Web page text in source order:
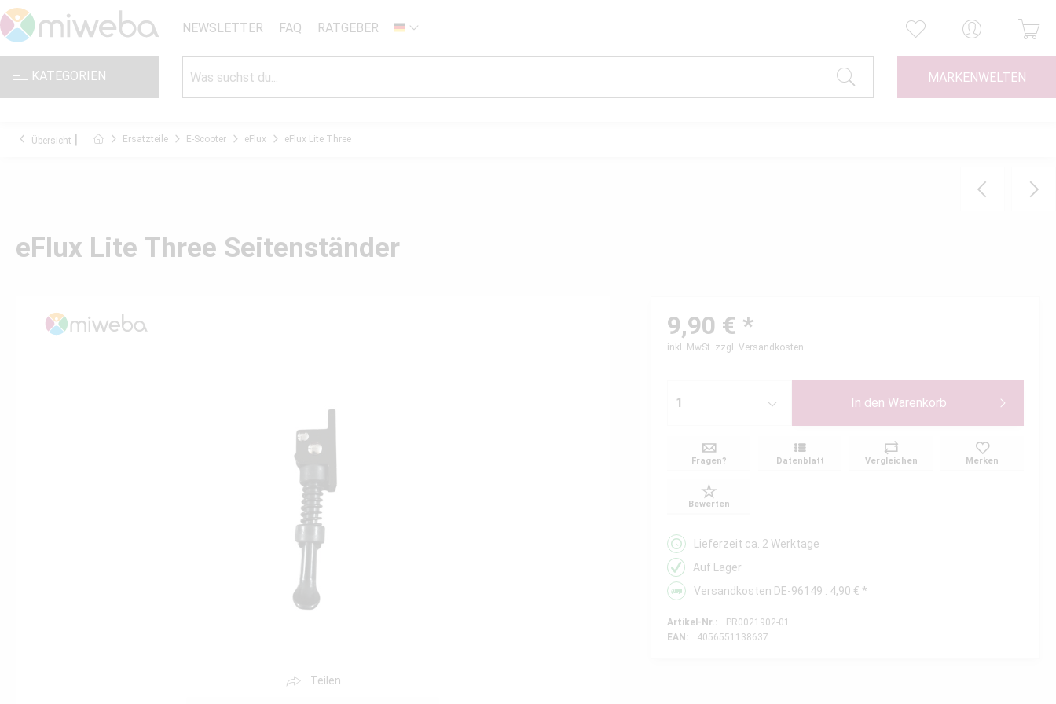
NEWSLETTER FAQ RATGEBER DE
KATEGORIEN MARKENWELTEN
Übersicht Ersatzteile E-Scooter eFlux eFlux Lite Three
eFlux Lite Three Seitenständer
Teilen
9,90 € *
inkl. MwSt. zzgl. Versandkosten
In den Warenkorb
Fragen? Datenblatt Vergleichen Merken
Bewerten
Lieferzeit ca. 2 Werktage
Auf Lager
Versandkosten DE-96149 : 4,90 € *
Artikel-Nr.:
PR0021902-01
EAN:
4056551138637